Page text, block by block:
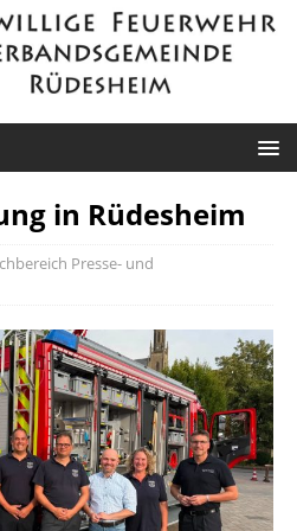
in Rüdesheim
Presse- und